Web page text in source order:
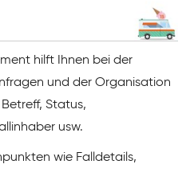
hilft Ihnen bei der
und der Organisation
Status,
usw.
wie Falldetails,